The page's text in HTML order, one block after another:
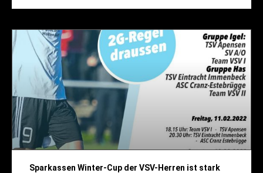
Sparkassen Winter-Cup der VSV-Herren ist stark